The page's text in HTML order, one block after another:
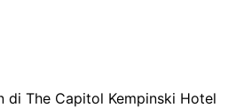
di The Capitol Kempinski Hotel